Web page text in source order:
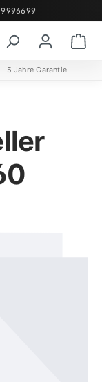
5 Jahre Garantie